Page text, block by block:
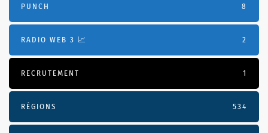
PUNCH 8
RADIO WEB 3 📈 2
RECRUTEMENT 1
RÉGIONS 534